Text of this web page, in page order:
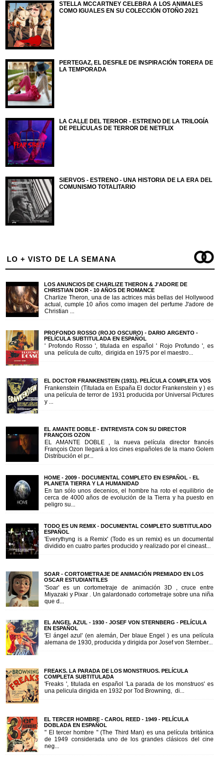
STELLA MCCARTNEY CELEBRA A LOS ANIMALES
COMO IGUALES EN SU COLECCIÓN OTOÑO 2021
PERTEGAZ, EL DESFILE DE INSPIRACIÓN TORERA DE
LA TEMPORADA
LA CALLE DEL TERROR - ESTRENO DE LA TRILOGÍA
DE PELÍCULAS DE TERROR DE NETFLIX
SIERVOS - ESTRENO - UNA HISTORIA DE LA ERA DEL
COMUNISMO TOTALITARIO
LO + VISTO DE LA SEMANA
LOS ANUNCIOS DE CHARLIZE THERON & J'ADORE DE
CHRISTIAN DIOR - 10 AÑOS DE ROMANCE
Charlize Theron, una de las actrices más bellas del Hollywood
actual, cumple 10 años como imagen del perfume J'adore de
Christian ...
PROFONDO ROSSO (ROJO OSCURO) - DARIO ARGENTO -
PELÍCULA SUBTITULADA EN ESPAÑOL
' Profondo Rosso ', titulada en español ' Rojo Profundo ', es
una película de culto, dirigida en 1975 por el maestro...
EL DOCTOR FRANKENSTEIN (1931). PELÍCULA COMPLETA VOS
Frankenstein (Titulada en España El doctor Frankenstein y ) es
una película de terror de 1931 producida por Universal Pictures
y ...
EL AMANTE DOBLE - ENTREVISTA CON SU DIRECTOR
FRANÇOIS OZON
EL AMANTE DOBLE , la nueva película director francés
François Ozon llegará a los cines españoles de la mano Golem
Distribución el pr...
HOME - 2009 - DOCUMENTAL COMPLETO EN ESPAÑOL - EL
PLANETA TIERRA Y LA HUMANIDAD
En tan sólo unos decenios, el hombre ha roto el equilibrio de
cerca de 4000 años de evolución de la Tierra y ha puesto en
peligro su...
TODO ES UN REMIX - DOCUMENTAL COMPLETO SUBTITULADO
ESPAÑOL
'Everythyng is a Remix' (Todo es un remix) es un documental
dividido en cuatro partes producido y realizado por el cineast...
SOAR - CORTOMETRAJE DE ANIMACIÓN PREMIADO EN LOS
OSCAR ESTUDIANTILES
'Soar' es un cortometraje de animación 3D , cruce entre
Miyazaki y Pixar . Un galardonado cortometraje sobre una niña
que d...
EL ANGEL AZUL - 1930 - JOSEF VON STERNBERG - PELÍCULA
EN ESPAÑOL
'El ángel azul' (en alemán, Der blaue Engel ) es una película
alemana de 1930, producida y dirigida por Josef von Sternber...
FREAKS. LA PARADA DE LOS MONSTRUOS. PELÍCULA
COMPLETA SUBTITULADA
'Freaks ', titulada en español 'La parada de los monstruos' es
una pelicula dirigida en 1932 por Tod Browning, di...
EL TERCER HOMBRE - CAROL REED - 1949 - PELÍCULA
DOBLADA EN ESPAÑOL
" El tercer hombre " (The Third Man) es una película británica
de 1949 considerada uno de los grandes clásicos del cine
neg...